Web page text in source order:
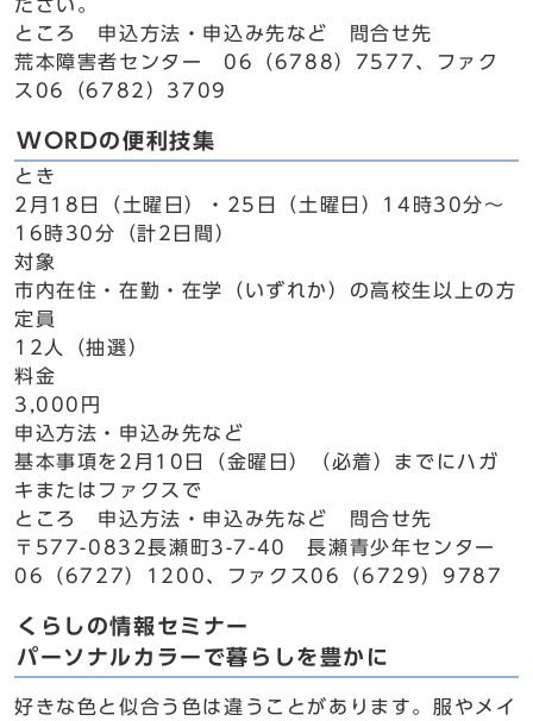
ださい。
ところ 申込方法・申込み先など 問合せ先
荒本障害者センター 06（6788）7577、ファク
ス06（6782）3709
WORDの便利技集
とき
2月18日（土曜日）・25日（土曜日）14時30分～
16時30分（計2日間）
対象
市内在住・在勤・在学（いずれか）の高校生以上の方
定員
12人（抽選）
料金
3,000円
申込方法・申込み先など
基本事項を2月10日（金曜日）（必着）までにハガ
キまたはファクスで
ところ 申込方法・申込み先など 問合せ先
〒577-0832長瀬町3-7-40 長瀬青少年センター
06（6727）1200、ファクス06（6729）9787
くらしの情報セミナー
パーソナルカラーで暮らしを豊かに
好きな色と似合う色は違うことがあります。服やメイ